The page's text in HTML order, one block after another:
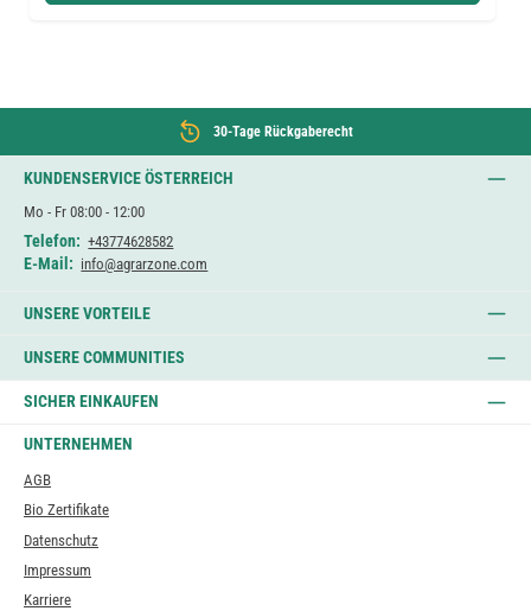
30-Tage Rückgaberecht
KUNDENSERVICE ÖSTERREICH
Mo - Fr 08:00 - 12:00
Telefon: +43774628582
E-Mail: info@agrarzone.com
UNSERE VORTEILE
UNSERE COMMUNITIES
SICHER EINKAUFEN
UNTERNEHMEN
AGB
Bio Zertifikate
Datenschutz
Impressum
Karriere